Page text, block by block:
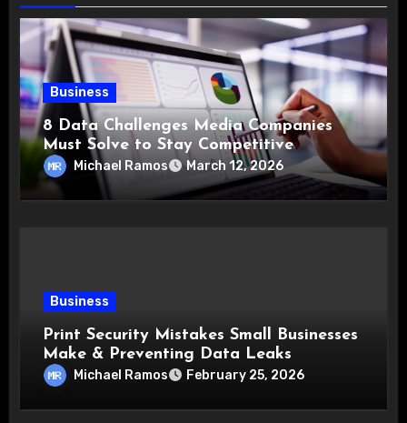
Business
8 Data Challenges Media Companies
Must Solve to Stay Competitive
Michael Ramos March 12, 2026
Business
Print Security Mistakes Small Businesses
Make & Preventing Data Leaks
Michael Ramos February 25, 2026